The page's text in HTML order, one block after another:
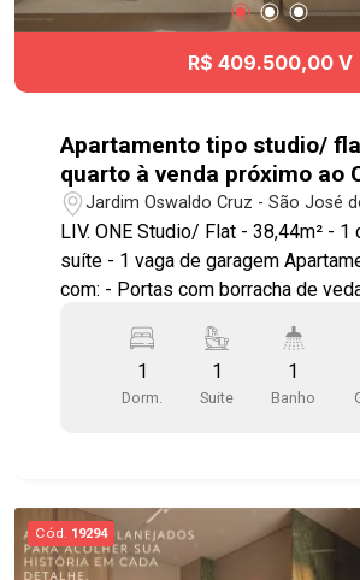
R$ 409.500,00 V
Apartamento tipo studio/
quarto à venda próximo ao
em São José dos Campos |
Jardim Oswaldo Cruz - São José
LIV. ONE Studio/ Flat - 38,44m² - 1
suíte - 1 vaga de garagem Apartamento entregue
com: - Portas com borracha de
- Área de serviço integrada a
elétrico para churrasqueira grill -
persiana integrada automatizada -
COMUNS Piscina com prainha
Wellness Espaço yoga Fitness
1
Dorm.
1
Suite
1
Banho
Cód. 19294